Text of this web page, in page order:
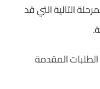
التالية التي قد
المقدمة